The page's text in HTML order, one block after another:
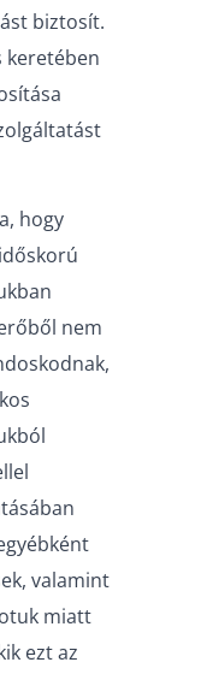
biztosít.
keretében
hogy
nem
valamint
miatt
ezt az